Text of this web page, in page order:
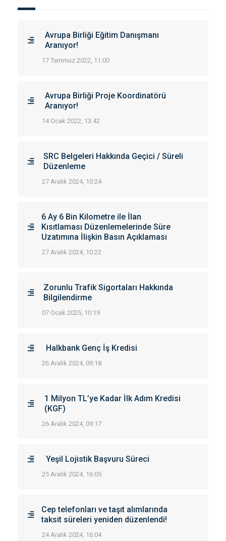
Avrupa Birliği Eğitim Danışmanı
Aranıyor!
17 Temmuz 2022, 11:00
Avrupa Birliği Proje Koordinatörü
Aranıyor!
14 Ocak 2022, 13:42
SRC Belgeleri Hakkında Geçici / Süreli
Düzenleme
27 Aralık 2024, 10:24
6 Ay 6 Bin Kilometre ile İlan
Kısıtlaması Düzenlemelerinde Süre
Uzatımına İlişkin Basın Açıklaması
27 Aralık 2024, 10:22
Zorunlu Trafik Sigortaları Hakkında
Bilgilendirme
07 Ocak 2025, 10:19
Halkbank Genç İş Kredisi
26 Aralık 2024, 09:18
1 Milyon TL’ye Kadar İlk Adım Kredisi
(KGF)
26 Aralık 2024, 09:17
Yeşil Lojistik Başvuru Süreci
25 Aralık 2024, 16:05
Cep telefonları ve taşıt alımlarında
taksit süreleri yeniden düzenlendi!
24 Aralık 2024, 16:04